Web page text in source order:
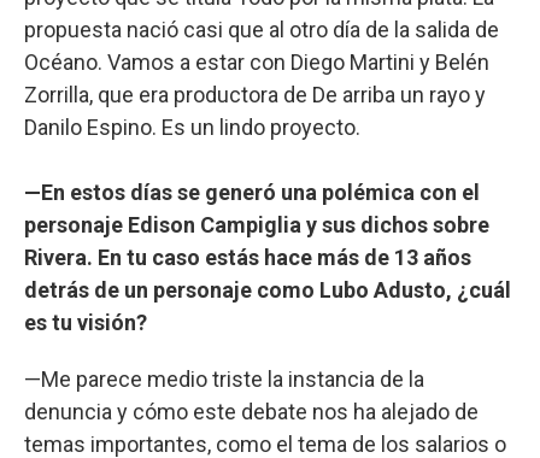
propuesta nació casi que al otro día de la salida de
Océano. Vamos a estar con Diego Martini y Belén
Zorrilla, que era productora de De arriba un rayo y
Danilo Espino. Es un lindo proyecto.
—En estos días se generó una polémica con el
personaje Edison Campiglia y sus dichos sobre
Rivera. En tu caso estás hace más de 13 años
detrás de un personaje como Lubo Adusto, ¿cuál
es tu visión?
—Me parece medio triste la instancia de la
denuncia y cómo este debate nos ha alejado de
temas importantes, como el tema de los salarios o